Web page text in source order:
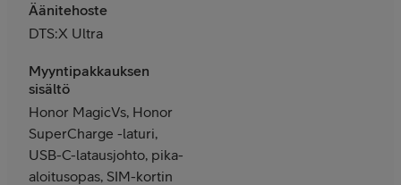
Äänitehoste
DTS:X Ultra
Myyntipakkauksen
sisältö
Honor MagicVs, Honor
SuperCharge -laturi,
USB-C-latausjohto, pika-
aloitusopas, SIM-kortin